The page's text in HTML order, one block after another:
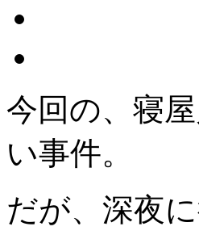
今回の、寝
い事件。
だが、深夜